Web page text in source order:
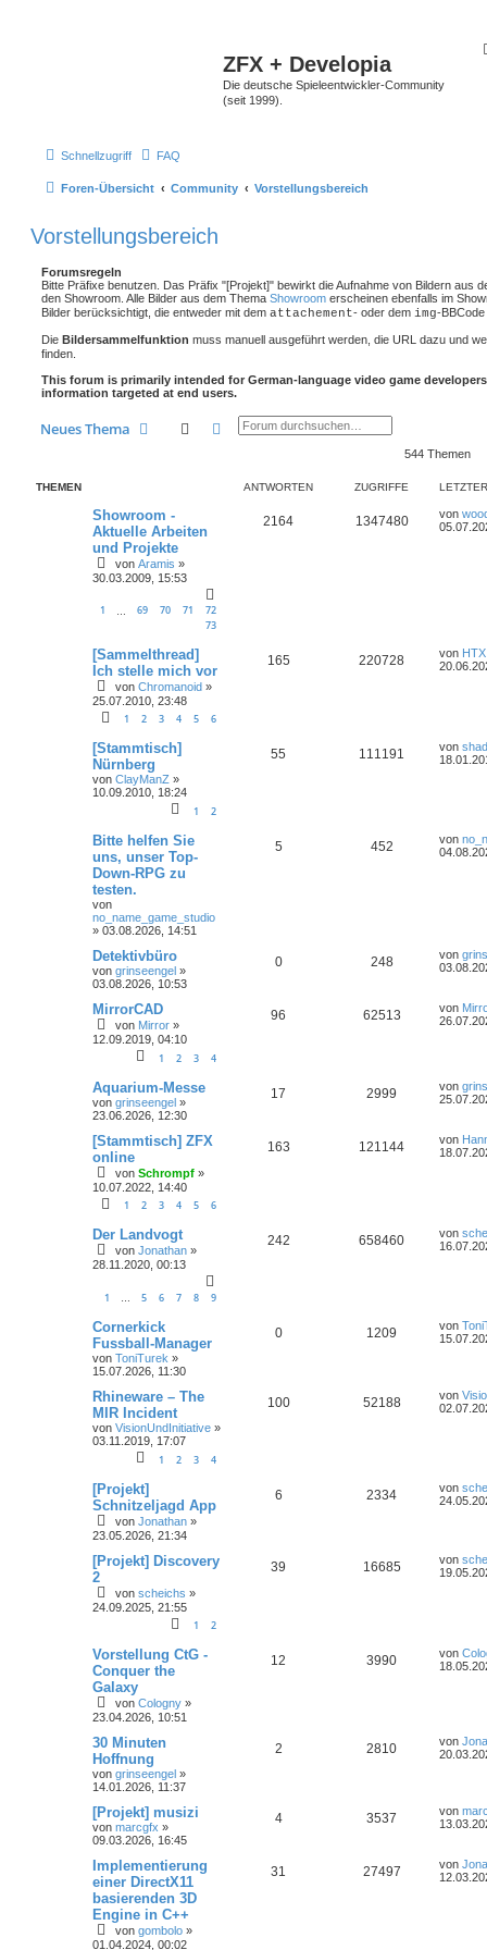
ZFX + Developia
Die deutsche Spieleentwickler-Community
(seit 1999).
Schnellzugriff FAQ
Foren-Übersicht Community Vorstellungsbereich
Vorstellungsbereich
Forumsregeln
Bitte Präfixe benutzen. Das Präfix "[Projekt]" bewirkt die Aufnahme von Bildern aus
den Showroom. Alle Bilder aus dem Thema Showroom erscheinen ebenfalls im
Bilder berücksichtigt, die entweder mit dem attachement- oder dem img-
Die Bildersammelfunktion muss manuell ausgeführt werden, die URL dazu und
finden.
This forum is primarily intended for German-language video game
information targeted at end users.
Neues Thema Suche Erweiterte Suche
544 Themen
THEMEN ANTWORTEN ZUGRIFFE
Showroom -
Aktuelle Arbeiten
und Projekte
von Aramis »
30.03.2009, 15:53
1 69 70 71
72
73
2164 1347480 von
[Sammelthread]
Ich stelle mich vor
von Chromanoid »
25.07.2010, 23:48
1 2 3 4 5 6
165 220728 von HTX
[Stammtisch]
Nürnberg
von ClayManZ »
10.09.2010, 18:24
1 2
55 111191 von
Bitte helfen Sie
uns, unser Top-
Down-RPG zu
testen.
von
no_name_game_studio
» 03.08.2026, 14:51
5 452 von
Detektivbüro
von grinseengel »
03.08.2026, 10:53
0 248 von
MirrorCAD
von Mirror »
12.09.2019, 04:10
1 2 3 4
96 62513 von
Aquarium-Messe
von grinseengel »
23.06.2026, 12:30
17 2999 von
[Stammtisch] ZFX
online
von Schrompf »
10.07.2022, 14:40
1 2 3 4 5 6
163 121144 von
Der Landvogt
von Jonathan »
28.11.2020, 00:13
1 … 5 6 7 8 9
242 658460 von
Cornerkick
Fussball-Manager
von ToniTurek »
15.07.2026, 11:30
0 1209 von
Rhineware – The
MIR Incident
von VisionUndInitiative »
03.11.2019, 17:07
1 2 3 4
100 52188 von
[Projekt]
Schnitzeljagd App
von Jonathan »
23.05.2026, 21:34
6 2334 von
[Projekt] Discovery
2
von scheichs »
24.09.2025, 21:55
1 2
39 16685 von
Vorstellung CtG -
Conquer the
Galaxy
von Cologny »
23.04.2026, 10:51
12 3990 von
30 Minuten
Hoffnung
von grinseengel »
14.01.2026, 11:37
2 2810 von
[Projekt] musizi
von marcgfx »
09.03.2026, 16:45
4 3537 von
Implementierung
einer DirectX11
basierenden 3D
Engine in C++
von gombolo »
01.04.2024, 00:02
31 27497 von